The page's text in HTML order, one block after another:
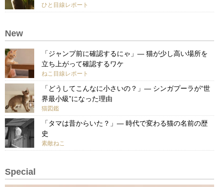
ひと目線レポート
New
「ジャンプ前に確認するにゃ」— 猫が少し高い場所を
立ち上がって確認するワケ
ねこ目線レポート
「どうしてこんなに小さいの？」— シンガプーラが“世
界最小級”になった理由
猫図鑑
「タマは昔からいた？」— 時代で変わる猫の名前の歴
史
素敵ねこ
Special